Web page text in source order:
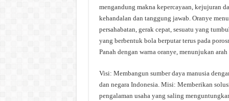
mengandung makna kepercayaan, kejujuran
kehandalan dan tanggung jawab. Oranye
persahabatan, gerak cepat, sesuatu yang
yang berbentuk bola berputar terus pada
Panah dengan warna oranye, menunjukan
Visi: Membangun sumber daya manusia
dan negara Indonesia. Misi: Memberikan
pengalaman usaha yang saling